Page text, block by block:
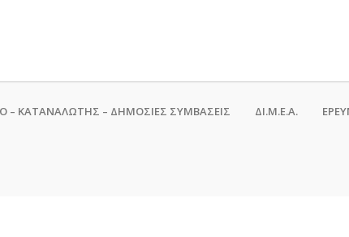
– ΚΑΤΑΝΑΛΩΤΗΣ – ΔΗΜΟΣΙΕΣ ΣΥΜΒΑΣΕΙΣ ΔΙ.Μ.Ε.Α.